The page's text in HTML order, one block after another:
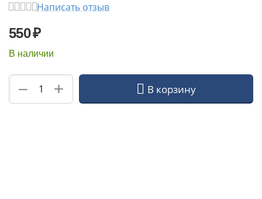
Написать отзыв
550₽
В наличии
+
− В корзину